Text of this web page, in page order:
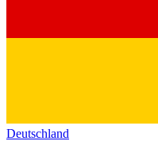
Deutschland